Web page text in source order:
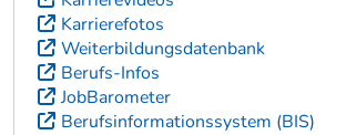
Karrierefotos
Weiterbildungsdatenbank
Berufs-Infos
JobBarometer
Berufsinformationssystem (BIS)